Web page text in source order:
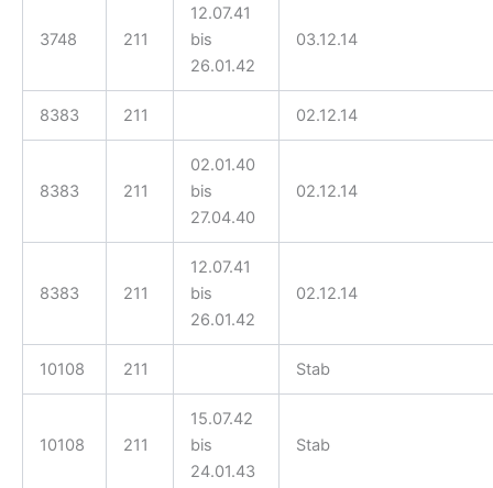
3748 211
12.07.41
bis
26.01.42
03.12.14
8383 211 02.12.14
8383 211
02.01.40
bis
27.04.40
02.12.14
8383 211
12.07.41
bis
26.01.42
02.12.14
10108 211 Stab
10108 211
15.07.42
bis
24.01.43
Stab